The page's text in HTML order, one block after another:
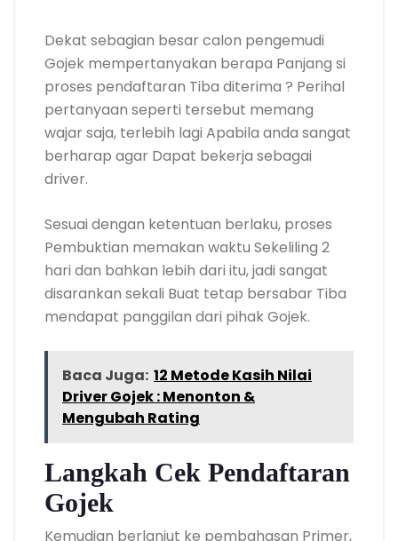
Dekat sebagian besar calon pengemudi
Gojek mempertanyakan berapa Panjang si
proses pendaftaran Tiba diterima ? Perihal
pertanyaan seperti tersebut memang
wajar saja, terlebih lagi Apabila anda sangat
berharap agar Dapat bekerja sebagai
driver.
Sesuai dengan ketentuan berlaku, proses
Pembuktian memakan waktu Sekeliling 2
hari dan bahkan lebih dari itu, jadi sangat
disarankan sekali Buat tetap bersabar Tiba
mendapat panggilan dari pihak Gojek.
Baca Juga: 12 Metode Kasih Nilai
Driver Gojek : Menonton &
Mengubah Rating
Langkah Cek Pendaftaran
Gojek
Kemudian berlanjut ke pembahasan Primer,